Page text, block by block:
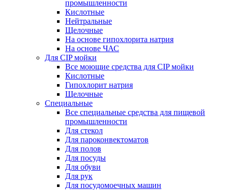
промышленности
Кислотные
Нейтральные
Щелочные
На основе гипохлорита натрия
На основе ЧАС
Для CIP мойки
Все моющие средства для CIP мойки
Кислотные
Гипохлорит натрия
Щелочные
Специальные
Все специальные средства для пищевой
промышленности
Для стекол
Для пароконвектоматов
Для полов
Для посуды
Для обуви
Для рук
Для посудомоечных машин